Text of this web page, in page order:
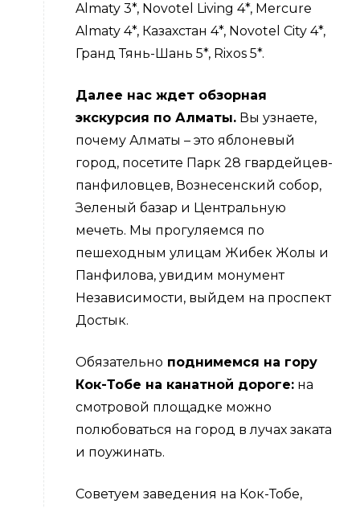
Almaty 3*, Novotel Living 4*, Mercure
Almaty 4*, Казахстан 4*, Novotel City 4*,
Гранд Тянь-Шань 5*, Rixos 5*.
Далее нас ждет обзорная
экскурсия по Алматы. Вы узнаете,
почему Алматы – это яблоневый
город, посетите Парк 28 гвардейцев-
панфиловцев, Вознесенский собор,
Зеленый базар и Центральную
мечеть. Мы прогуляемся по
пешеходным улицам Жибек Жолы и
Панфилова, увидим монумент
Независимости, выйдем на проспект
Достык.
Обязательно поднимемся на гору
Кок-Тобе на канатной дороге: на
смотровой площадке можно
полюбоваться на город в лучах заката
и поужинать.
Советуем заведения на Кок-Тобе,